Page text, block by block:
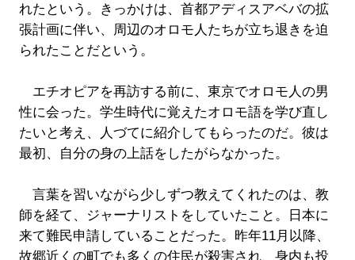
れたという。きっかけは、首都アディスアベバの拡
張計画に伴い、周辺のオロモ人たちが立ち退きを迫
られたことだという。
エチオピアを再訪する前に、東京でオロモ人の男
性に会った。学生時代に覚えたオロモ語を学び直し
たいと考え、人づてに紹介してもらったのだ。彼は
最初、自分の身の上話をしたがらなかった。
言葉を習いながら少しずつ教えてくれたのは、教
師を経て、ジャーナリストをしていたこと。日本に
来て難民申請していることだった。昨年11月以降、
故郷近くの町でも多くの住民が殺害され、身内も投